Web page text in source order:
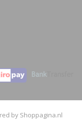
by Shoppagina.nl